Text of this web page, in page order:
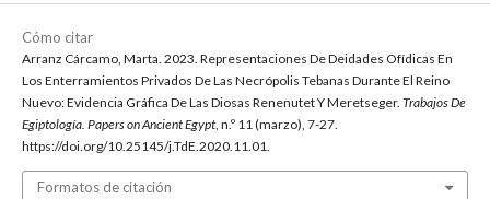
Cómo citar
Arranz Cárcamo, Marta. 2023. Representaciones De Deidades Ofídicas En
Los Enterramientos Privados De Las Necrópolis Tebanas Durante El Reino
Nuevo: Evidencia Gráfica De Las Diosas Renenutet Y Meretseger. Trabajos De
Egiptología. Papers on Ancient Egypt, n.º 11 (marzo), 7-27.
https://doi.org/10.25145/j.TdE.2020.11.01.
Formatos de citación